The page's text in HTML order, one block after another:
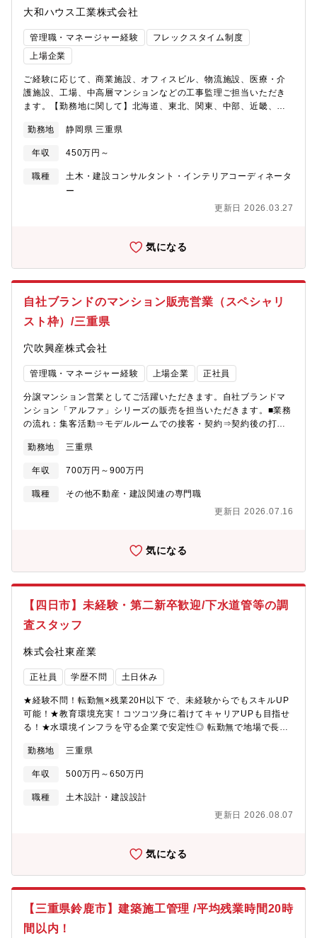
大和ハウス工業株式会社
管理職・マネージャー経験
フレックスタイム制度
上場企業
ご経験に応じて、商業施設、オフィスビル、物流施設、医療・介
護施設、工場、中高層マンションなどの工事監理ご担当いただき
ます。【勤務地に関して】北海道、東北、関東、中部、近畿、中
域限定社員の処遇もあります。【全国の事業所】
https://www.daiwahouse.co.jp/officeHP/tohoku/index.asp#section1
さ【技術職の採用ページも是非ご覧ください】
https://www.daiwahouse.co.jp/recruit/student/index.html
勤務地 静岡県 三重県
年収 450万円～
職種
土木・建設コンサルタント・インテリアコーディネータ
ー
更新日 2026.03.27
気になる
自社ブランドのマンション販売営業（スペシャリ
スト枠）/三重県
穴吹興産株式会社
管理職・マネージャー経験 上場企業 正社員
分譲マンション営業としてご活躍いただきます。自社ブランドマ
ンション「アルファ」シリーズの販売を担当いただきます。■業務
の流れ：集客活動⇒モデルルームでの接客・契約⇒契約後の打合
談などお客様の住宅取得を検討からお引渡しまで一貫してサポー
トしていただきます。※総合職としての採用となるため、分譲マ
ンション営業以外でも54社あるグループ展開により、幅の広いキ
ャリアビジョンがあります。■業務の特徴：チーム単位でマンショ
ンまでをバランスよく配置した約5名体制のチームで販売戦略の立
営業活動を行っていきます。■組織構成：各モデルルームおおよそ
5～10名程度が在籍しています。【同社のビジョン】〇住まいを支
える力に…分譲マンション・コーポラティブハウスの企画開発で
個々のライフスタイルにマッチした住まいを提案。〇生活を支え
る力に…遊休地等の不動産の有効活用で医療施設やショッピング
等の複合タウンの開発を行い、地域活性を促します。〇老後を支
える力に…シニア向けの住宅開発からメディカルケアのサービス
づくりを支援。【あなぶきグループ】「地域社会に生かされ、生
ることから、人材サービス、ホテル、旅行、保険、エンターテイ
ど様々な事業を展開しています。そのすべてに共通するのは、
「人の人生に寄り添い、ともにしあわせを共有し、感動のある社
会を築いていきたい」という熱い想いです。これからも同グルー
プは、地域社会に愛され、信頼される企業グループを目指して、
勤務地 三重県
年収 700万円～900万円
職種
その他不動産・建設関連の専門職
更新日 2026.07.16
気になる
【四日市】未経験・第二新卒歓迎/下水道管等の調
査スタッフ
株式会社東産業
正社員 学歴不問 土日休み
★経験不問！転勤無×残業20H以下 で、未経験からでもスキルUP
可能！★教育環境充実！コツコツ身に着けてキャリアUPも目指せ
る！★水環境インフラを守る企業で安定性◎ 転勤無で地場で長く
ラント維持管理、上下水道管路土木工事ならびに土木建設工事を
展開する同社にて、インフラ設備の調査スタッフを募集します。
調査はコツコツできることを増やしていく業務なので、未経験・
スキル不足で悩んでいる方でも安心してスタートすることができ
排水管などのひび割れ、破損等、老朽化状況の調査を行います。
メラ車を用いて調査を行います。衛生面に配慮し危険な作業は一
切なく、工事をするにあたって正確な状態を調べる重要なポジシ
ョンとなります。■詳細◎車通りの少ない平日に業務を行いますの
で、土日の工事対応などはほとんどありません。残業も20H程度
と協力しあい実現しています。◎名古屋・静岡などの遠方の調査
も行います。数日の出張手当のもと、出張頂くこともあります。
◎数人で1チームになり、役割を分担しながら1日100～200メー
勤務地 三重県
年収 500万円～650万円
職種
土木設計・建設設計
更新日 2026.08.07
気になる
【三重県鈴鹿市】建築施工管理 /平均残業時間20時
間以内！